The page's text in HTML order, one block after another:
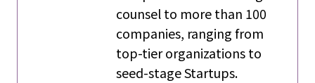
counsel to more than 100
companies, ranging from
top-tier organizations to
seed-stage Startups.